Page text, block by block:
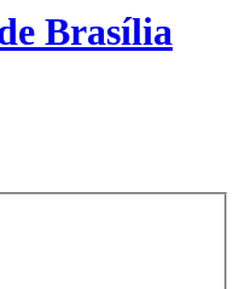
Brasília